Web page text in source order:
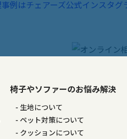
椅子やソファーのお悩み解決
生地について
ペット対策について
クッションについて